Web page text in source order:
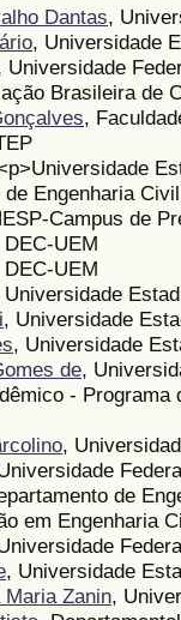
Dantas,
, Universidade
Universidade
Brasileira de
,
Engenharia Civil
Campus de
DEC-UEM
DEC-UEM
Universidade
, Universidade
, Universidade
de,
-
,
de
em Engenharia
, Universidade
Zanin,